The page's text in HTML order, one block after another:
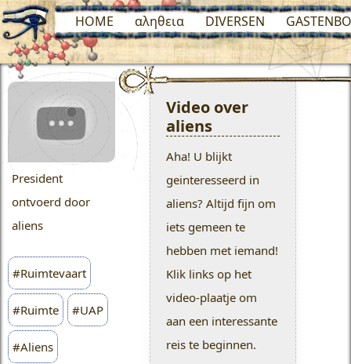
HOME αληθεια DIVERSEN
President
ontvoerd door
aliens
#Ruimtevaart
#Ruimte #UAP
#Aliens
Video over
aliens
Aha! U blijkt
geinteresseerd in
aliens? Altijd fijn om
iets gemeen te
hebben met iemand!
Klik links op het
video-plaatje om
aan een interessante
reis te beginnen.